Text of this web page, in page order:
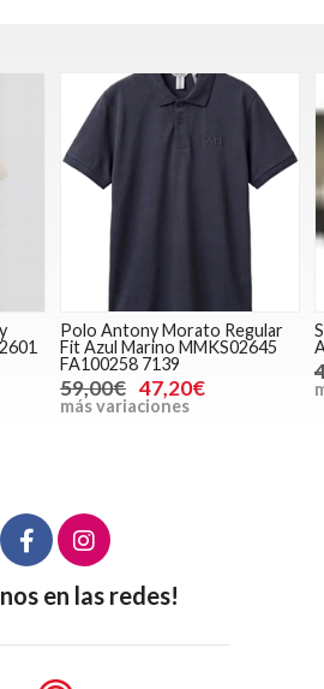
Polo Antony Morato Regular
Fit Azul Marino MMKS02645
FA100258 7139
59,00€ 47,20€
más variaciones
en las redes!